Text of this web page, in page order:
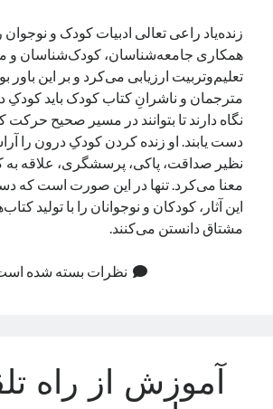
زنده‌یاد راعی تعالی ادبیات کودک و
همکاری جامعه‌شناسان، کودک‌شناسان و
تعلیم‌وتربیت ارزیابی می‌کرد و بر این باور
مترجمان و ناشرانِ کتاب کودک باید کودکِ
نگاه دارند تا بتوانند در مسیر صحیح حرکت
دست یابند. او زنده کردن کودکِ درون را
نظیر صداقت، پاکی، پرسشگری، علاقه
معنا می‌کرد. تنها در این صورت است که
این آثار، کودکان و نوجوانان را با تولید
مشتاق دانستن می‌کنند.
نظرات بسته شده
آموزش از راه